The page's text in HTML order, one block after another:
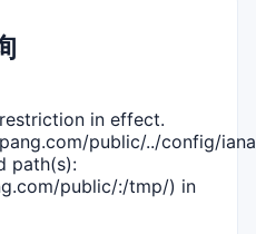
in effect.
public/../config/
path(s):
public/:/tmp/) in